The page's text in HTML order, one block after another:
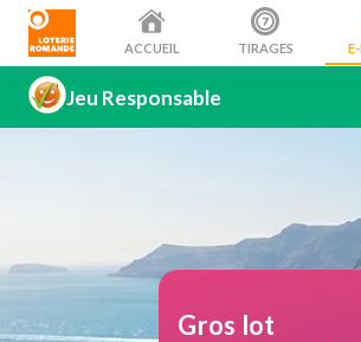
ACCUEIL TIRAGES
Jeu Responsable
Gros lot